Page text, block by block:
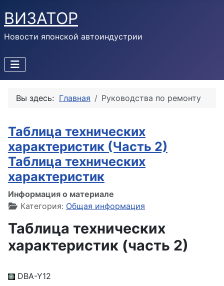
ВИЗАТОР
Новости японской автоиндустрии
Вы здесь: Главная Руководства по ремонту
Таблица технических
характеристик (Часть 2)
Таблица технических
характеристик
Информация о материале
Категория: Общая информация
Таблица технических
характеристик (часть 2)
DBA-Y12